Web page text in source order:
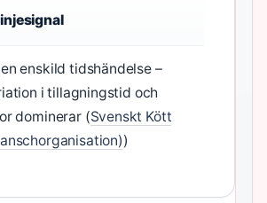
enskild tidshändelse –
i tillagningstid och
dominerar (Svenskt Kött
)